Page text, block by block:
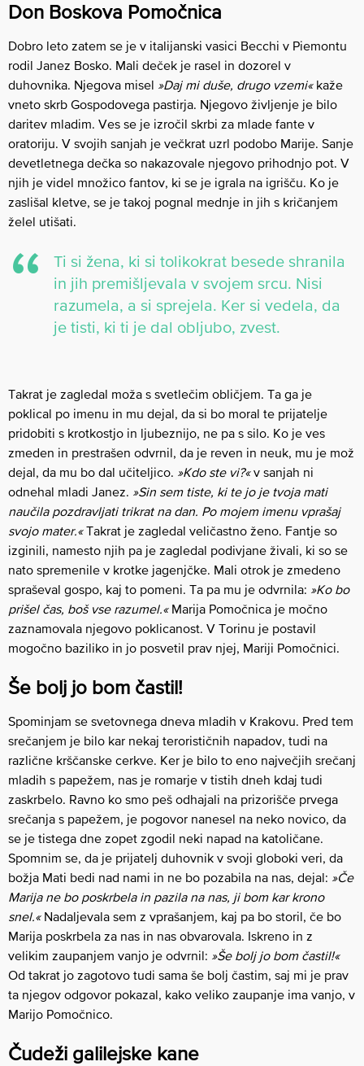
Don Boskova Pomočnica
Dobro leto zatem se je v italijanski vasici Becchi v Piemontu
rodil Janez Bosko. Mali deček je rasel in dozorel v
duhovnika. Njegova misel »Daj mi duše, drugo vzemi«kaže
vneto skrb Gospodovega pastirja. Njegovo življenje je bilo
daritev mladim. Ves se je izročil skrbi za mlade fante v
oratoriju. V svojih sanjah je večkrat uzrl podobo Marije. Sanje
devetletnega dečka so nakazovale njegovo prihodnjo pot. V
njih je videl množico fantov, ki se je igrala na igrišču. Ko je
zaslišal kletve, se je takoj pognal mednje in jih s kričanjem
želel utišati.
Ti si žena, ki si tolikokrat besede shranila
in jih premišljevala v svojem srcu. Nisi
razumela, a si sprejela. Ker si vedela, da
je tisti, ki ti je dal obljubo, zvest.
Takrat je zagledal moža s svetlečim obličjem. Ta ga je
poklical po imenu in mu dejal, da si bo moral te prijatelje
pridobiti s krotkostjo in ljubeznijo, ne pa s silo. Ko je ves
zmeden in prestrašen odvrnil, da je reven in neuk, mu je mož
dejal, da mu bo dal učiteljico. »Kdo ste vi?«v sanjah ni
odnehal mladi Janez. »Sin sem tiste, ki te jo je tvoja mati
naučila pozdravljati trikrat na dan. Po mojem imenu vprašaj
svojo mater.«Takrat je zagledal veličastno ženo. Fantje so
izginili, namesto njih pa je zagledal podivjane živali, ki so se
nato spremenile v krotke jagenjčke. Mali otrok je zmedeno
spraševal gospo, kaj to pomeni. Ta pa mu je odvrnila: »Ko bo
prišel čas, boš vse razumel.« Marija Pomočnica je močno
zaznamovala njegovo poklicanost. V Torinu je postavil
mogočno baziliko in jo posvetil prav njej, Mariji Pomočnici.
Še bolj jo bom častil!
Spominjam se svetovnega dneva mladih v Krakovu. Pred tem
srečanjem je bilo kar nekaj terorističnih napadov, tudi na
različne krščanske cerkve. Ker je bilo to eno največjih srečanj
mladih s papežem, nas je romarje v tistih dneh kdaj tudi
zaskrbelo. Ravno ko smo peš odhajali na prizorišče prvega
srečanja s papežem, je pogovor nanesel na neko novico, da
se je tistega dne zopet zgodil neki napad na katoličane.
Spomnim se, da je prijatelj duhovnik v svoji globoki veri, da
božja Mati bedi nad nami in ne bo pozabila na nas, dejal: »Če
Marija ne bo poskrbela in pazila na nas, ji bom kar krono
snel.«Nadaljevala sem z vprašanjem, kaj pa bo storil, če bo
Marija poskrbela za nas in nas obvarovala. Iskreno in z
velikim zaupanjem vanjo je odvrnil: »Še bolj jo bom častil!«
Od takrat jo zagotovo tudi sama še bolj častim, saj mi je prav
ta njegov odgovor pokazal, kako veliko zaupanje ima vanjo, v
Marijo Pomočnico.
Čudeži galilejske kane